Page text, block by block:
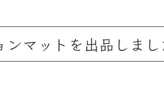
ンマットを出品しま